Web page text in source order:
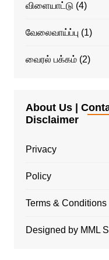
விளையாட்டு (4)
வேலைவாய்ப்பு (1)
வைரல் பக்கம்(2)
About Us |
Disclaimer
Privacy
Policy
Terms & Conditions
Designed by MML